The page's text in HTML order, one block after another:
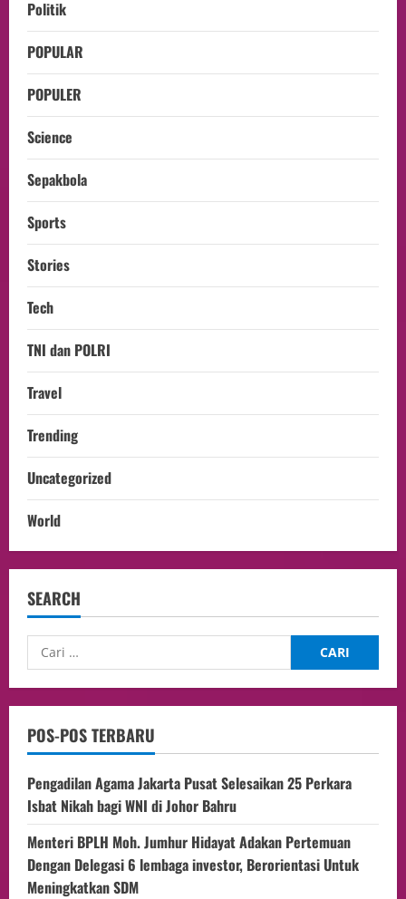
Politik
POPULAR
POPULER
Science
Sepakbola
Sports
Stories
Tech
TNI dan POLRI
Travel
Trending
Uncategorized
World
SEARCH
POS-POS TERBARU
Pengadilan Agama Jakarta Pusat Selesaikan 25 Perkara
Isbat Nikah bagi WNI di Johor Bahru
Menteri BPLH Moh. Jumhur Hidayat Adakan Pertemuan
Dengan Delegasi 6 lembaga investor, Berorientasi Untuk
Meningkatkan SDM